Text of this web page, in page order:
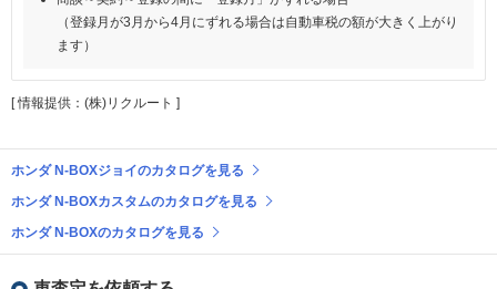
（登録月が3月から4月にずれる場合は自動車税の額が大きく上がり
ます）
[ 情報提供：(株)リクルート ]
ホンダ N-BOXジョイのカタログを見る
ホンダ N-BOXカスタムのカタログを見る
ホンダ N-BOXのカタログを見る